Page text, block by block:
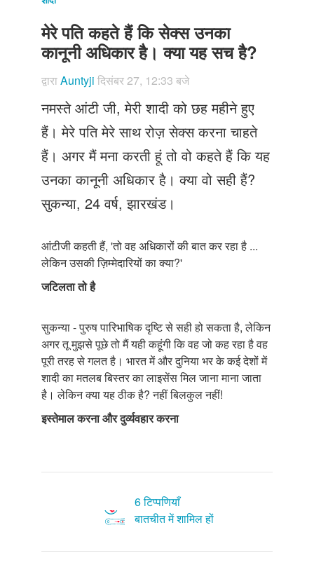
संपर्क करें
मेरे पति कहते हैं कि सेक्स उनका
कानूनी अधिकार है। क्या यह सच है?
द्वाराAuntyji दिसंबर 27, 12:33 बजे
नमस्ते आंटी जी, मेरी शादी को छह महीने हुए
हैं। मेरे पति मेरे साथ रोज़ सेक्स करना चाहते
हैं। अगर मैं मना करती हूं तो वो कहते हैं कि यह
उनका कानूनी अधिकार है। क्या वो सही हैं?
सुकन्या, 24 वर्ष, झारखंड।
आंटीजी कहती हैं, 'तो वह अधिकारों की बात कर रहा है ...
लेकिन उसकी ज़िम्मेदारियों का क्या?'
जटिलता तो है
सुकन्या - पुरुष पारिभाषिक दृष्टि से सही हो सकता है, लेकिन
अगर तू मुझसे पूछे तो मैं यही कहूंगी कि वह जो कह रहा है वह
पूरी तरह से गलत है। भारत में और दुनिया भर के कई देशों में
शादी का मतलब बिस्तर का लाइसेंस मिल जाना माना जाता
है। लेकिन क्या यह ठीक है? नहीं बिलकुल नहीं!
इस्तेमाल करना और दुर्व्यवहार करना
6 टिप्पणियाँ
बातचीत में शामिल हों